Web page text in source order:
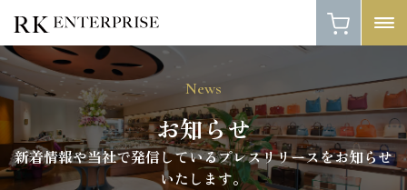
News
お知らせ
新着情報や当社で発信しているプレスリリースをお知らせ
いたします。